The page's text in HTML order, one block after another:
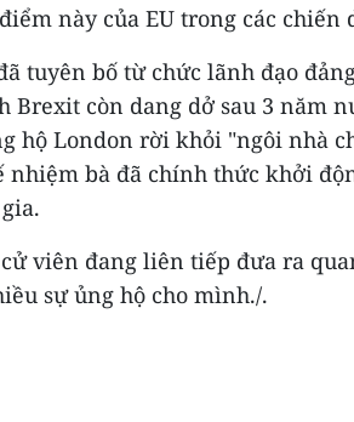
này của EU trong các chiến
tuyên bố từ chức lãnh đạo
Brexit còn dang dở sau 3 năm
hộ London rời khỏi "ngôi nhà
nhiệm bà đã chính thức khởi
cử viên đang liên tiếp đưa ra
sự ủng hộ cho mình./.